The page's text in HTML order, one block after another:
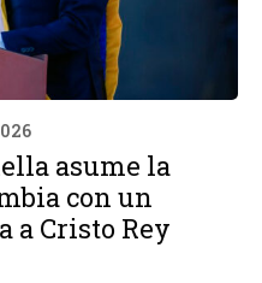
asume la
con un
a Cristo Rey